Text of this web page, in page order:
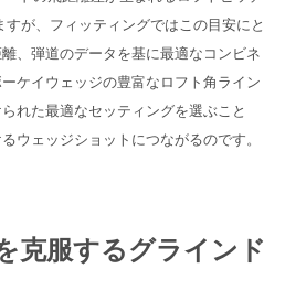
が、フィッティングではこの目安にと
、弾道のデータを基に最適なコンビネ
ケイウェッジの豊富なロフト角ライン
れた最適なセッティングを選ぶこと
ウェッジショットにつながるのです。
克服するグラインド